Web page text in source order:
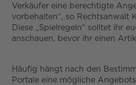
Verkäufer eine berechtigte
vorbehalten“, so Rechtsanwalt
Diese „Spielregeln“ solltet ihr
anschauen, bevor ihr einen
Häufig hängt nach den
Portale eine mögliche